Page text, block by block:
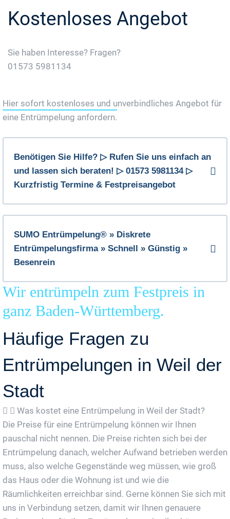
Kostenloses Angebot
Sie haben Interesse? Fragen?
01573 5981134
Hier sofort kostenloses und unverbindliches Angebot für
eine Entrümpelung anfordern.
Benötigen Sie Hilfe? ▷ Rufen Sie uns einfach an
und lassen sich beraten! ▷ 01573 5981134 ▷
Kurzfristig Termine & Festpreisangebot
SUMO Entrümpelung® » Diskrete
Entrümpelungsfirma » Schnell » Günstig »
Besenrein
Wir entrümpeln zum Festpreis in
ganz Baden-Württemberg.
Häufige Fragen zu
Entrümpelungen in Weil der
Stadt
Was kostet eine Entrümpelung in Weil der Stadt?
Die Preise für eine Entrümpelung können wir Ihnen
pauschal nicht nennen. Die Preise richten sich bei der
Entrümpelung danach, welcher Aufwand betrieben werden
muss, also welche Gegenstände weg müssen, wie groß
das Haus oder die Wohnung ist und wie die
Räumlichkeiten erreichbar sind. Gerne können Sie sich mit
uns in Verbindung setzen, damit wir Ihnen genauere